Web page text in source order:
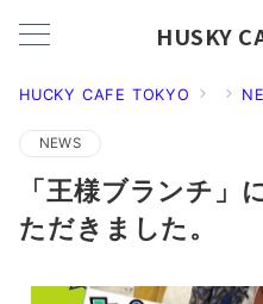
HUSKY
HUCKY CAFE TOKYO
NEWS
「王様ブランチ」
ただきました。